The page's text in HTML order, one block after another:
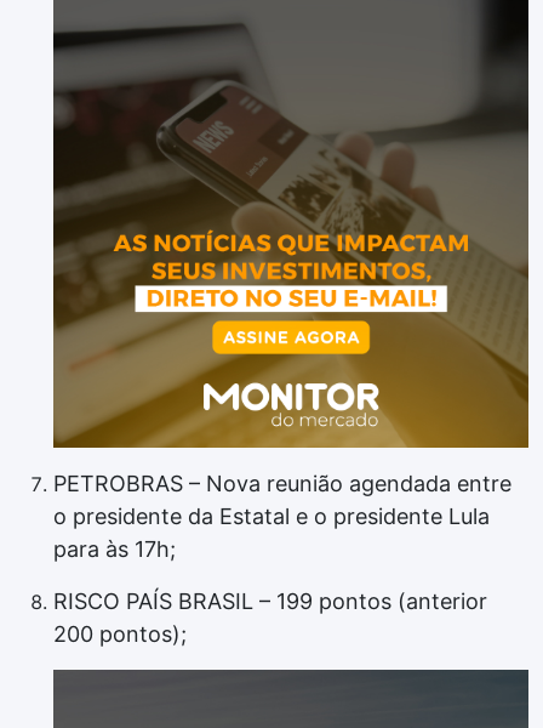
PETROBRAS – Nova reunião agendada entre
o presidente da Estatal e o presidente Lula
para às 17h;
RISCO PAÍS BRASIL – 199 pontos (anterior
200 pontos);